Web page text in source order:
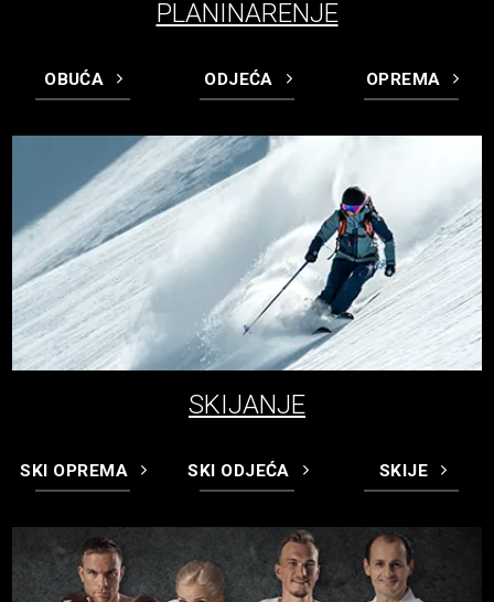
PLANINARENJE
OBUĆA ODJEĆA OPREMA
SKIJANJE
SKI OPREMA SKI ODJEĆA SKIJE